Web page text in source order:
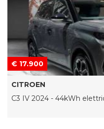
€ 17.900
CITROEN
C3 IV 2024 - 44kWh